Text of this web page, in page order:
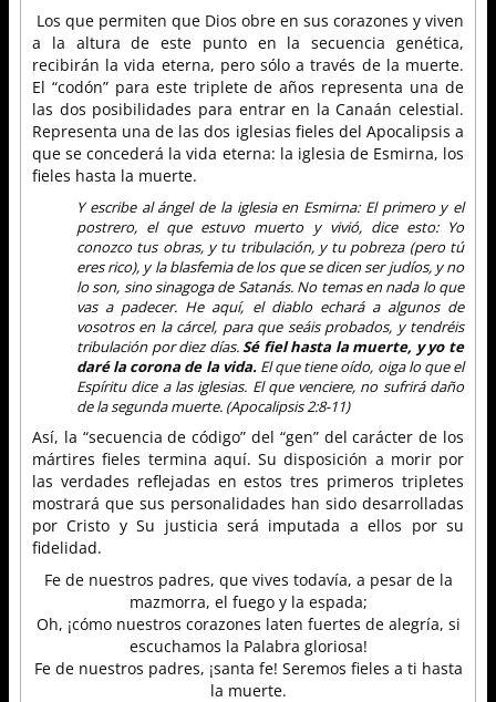
Los que permiten que Dios obre en sus corazones y viven
a la altura de este punto en la secuencia genética,
recibirán la vida eterna, pero sólo a través de la muerte.
El “codón” para este triplete de años representa una de
las dos posibilidades para entrar en la Canaán celestial.
Representa una de las dos iglesias fieles del Apocalipsis a
que se concederá la vida eterna: la iglesia de Esmirna, los
fieles hasta la muerte.
Y escribe al ángel de la iglesia en Esmirna: El primero y el
postrero, el que estuvo muerto y vivió, dice esto: Yo
conozco tus obras, y tu tribulación, y tu pobreza (pero tú
eres rico), y la blasfemia de los que se dicen ser judíos, y no
lo son, sino sinagoga de Satanás. No temas en nada lo que
vas a padecer. He aquí, el diablo echará a algunos de
vosotros en la cárcel, para que seáis probados, y tendréis
tribulación por diez días.Sé fiel hasta la muerte, y yo te
daré la corona de la vida.El que tiene oído, oiga lo que el
Espíritu dice a las iglesias. El que venciere, no sufrirá daño
de la segunda muerte. (Apocalipsis 2:8-11)
Así, la “secuencia de código” del “gen” del carácter de los
mártires fieles termina aquí. Su disposición a morir por
las verdades reflejadas en estos tres primeros tripletes
mostrará que sus personalidades han sido desarrolladas
por Cristo y Su justicia será imputada a ellos por su
fidelidad.
Fe de nuestros padres, que vives todavía, a pesar de la
mazmorra, el fuego y la espada;
Oh, ¡cómo nuestros corazones laten fuertes de alegría, si
escuchamos la Palabra gloriosa!
Fe de nuestros padres, ¡santa fe! Seremos fieles a ti hasta
la muerte.